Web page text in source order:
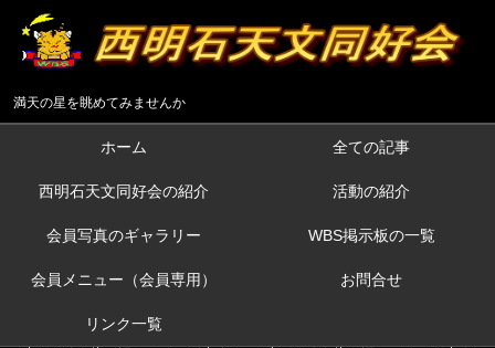
満天の星を眺めてみませんか
ホーム 全ての記事
西明石天文同好会の紹介 活動の紹介
会員写真のギャラリー WBS掲示板の一覧
会員メニュー（会員専用） お問合せ
リンク一覧